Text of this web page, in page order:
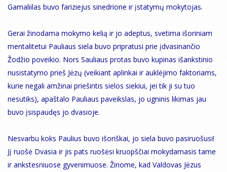
Gamaliilas buvo fariziejus sinedrione ir įstatymų mokytojas.
Gerai žinodama mokymo kelią ir jo adeptus, svetima išoriniam
mentalitetui Pauliaus siela buvo pripratusi prie įdvasinančio
Žodžio poveikio. Nors Sauliaus protas buvo kupinas išankstinio
nusistatymo prieš Jėzų (veikiant aplinkai ir auklėjimo faktoriams,
kurie negali amžinai priešintis sielos siekiui, jei tik ji su tuo
nesutiks), apaštalo Pauliaus paveikslas, jo ugninis likimas jau
buvo įsispaudęs jo dvasioje.
Nesvarbu koks Paulius buvo išoriškai, jo siela buvo pasiruošusi!
Jį ruošė Dvasia ir jis pats ruošėsi kruopščiai mokydamasis tame
ir ankstesniuose gyvenimuose. Žinome, kad Valdovas Jėzus